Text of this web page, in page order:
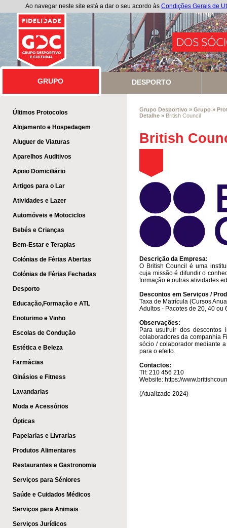
Ao navegar neste site está a dar o seu acordo às Condições Gerais de
GRUPO
GRUPO DESPORTO
Últimos Protocolos
Alojamento e Hospedagem
Aluguer de Viaturas
Aparelhos Auditivos
Apoio Domiciliário
Artigos para o Lar
Atividades e Lazer
Automóveis e Motociclos
Bebés e Crianças
Bem-Estar e Terapias
Colónias de Férias Abertas
Colónias de Férias Fechadas
Desporto
Educação,Formação e ATL
Enoturimo e Vinho
Escolas de Condução
Estética e Beleza
Farmácias
Ginásios e Fitness
Lavandarias
Moda e Acessórios
Ópticas
Papelarias e Livrarias
Produtos Alimentares
Restaurantes e Gastronomia
Serviços para Séniores
Saúde e Cuidados Médicos
Serviços para Animais
Serviços Jurídicos
Grupo Desportivo » Grupo »
Detalhe » British Council
British
Descrição da Empresa:
O British Council é uma
cuja missão é difundir o
formação e outras atividades
Descontos em Serviços /
Taxa de Matrícula (Cursos
Adultos - Pacotes de 20, 40 ou
Observações:
Para usufruir dos descontos
colaboradores da companhia
sócio / colaborador mediante
para o efeito.
Contactos:
Tlf: 210 456 210
Website: https://
(Atualizado 2024)